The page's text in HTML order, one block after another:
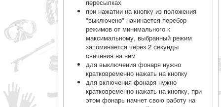
пересылках
при нажатии на кнопку из положения
"выключено" начинается перебор
режимов от минимального к
максимальному, выбранный режим
запоминается через 2 секунды
свечения на нем
для выключения фонаря нужно
кратковременно нажать на кнопку
для включения фонаря нужно
кратковременно нажать на кнопку, при
этом фонарь начнет свою работу на